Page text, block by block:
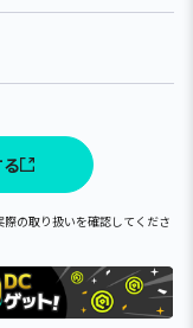
の取り扱いを確認してくださ